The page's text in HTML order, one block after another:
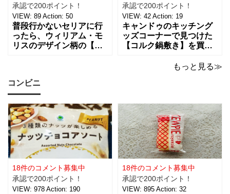
承認で200ポイント！
VIEW: 89 Action: 50
普段行かないセリアに行
ったら、ウィリアム・モ
リスのデザイン柄の【包
いました。買えないと思
っていたので嬉しい。 サ
イズは、約幅760㎜ x 高
さ530㎜。2枚入っている
ので
承認で200ポイント！
VIEW: 42 Action: 19
キャンドゥのキッチング
ッズコーナーで見つけた
【コルク鍋敷き】を買っ
ている鍋敷きは木製のも
に100円ショップの100円
商品にはなかったため、
こちらのコル
もっと見る≫
コンビニ
18件のコメント募集中
承認で200ポイント！
VIEW: 978 Action: 190
18件のコメント募集中
承認で200ポイント！
VIEW: 895 Action: 32